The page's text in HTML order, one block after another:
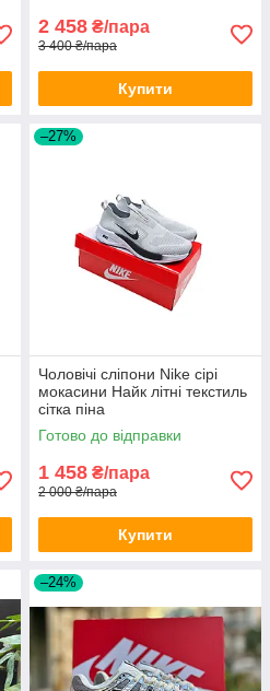
2 458 ₴/пара
3 400 ₴/пара
Купити
–27%
Чоловічі сліпони Nike сірі
мокасини Найк літні текстиль
сітка піна
Готово до відправки
1 458 ₴/пара
2 000 ₴/пара
Купити
–24%